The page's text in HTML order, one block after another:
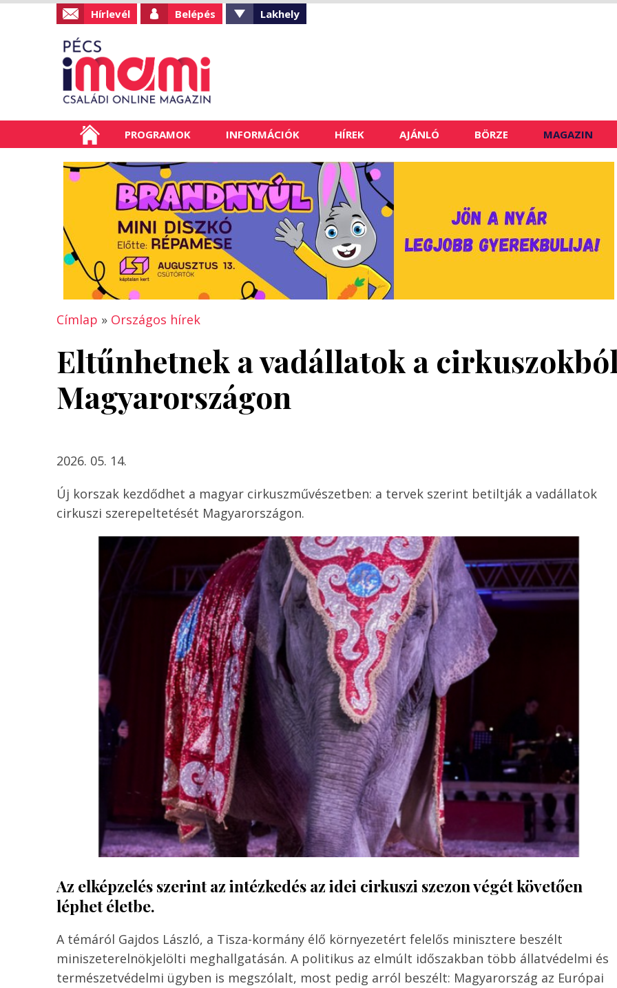
Hírlevél Belépés Lakhely
PROGRAMOK INFORMÁCIÓK HÍREK AJÁNLÓ BÖRZE MAGAZIN
Címlap » Országos hírek
Eltűnhetnek a vadállatok a
Magyarországon
2026. 05. 14.
Új korszak kezdődhet a magyar cirkuszművészetben: a tervek szerint betiltják a vadállatok
cirkuszi szerepeltetését Magyarországon.
Az elképzelés szerint az intézkedés az idei cirkuszi szezon végét követően
léphet életbe.
A témáról Gajdos László, a Tisza-kormány élő környezetért felelős minisztere beszélt
miniszeterelnökjelölti meghallgatásán. A politikus az elmúlt időszakban több állatvédelmi és
természetvédelmi ügyben is megszólalt, most pedig arról beszélt: Magyarország az Európai